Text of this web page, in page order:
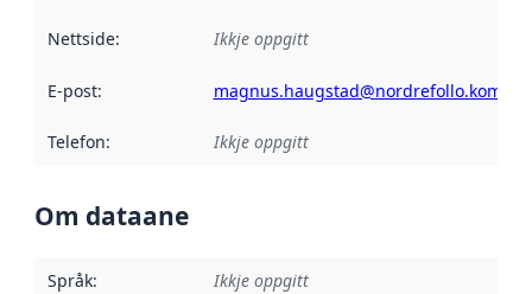
Nettside: Ikkje oppgitt
E-post:
Telefon: Ikkje oppgitt
Om dataane
Språk: Ikkje oppgitt